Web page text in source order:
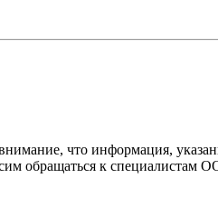
что информация,
обращаться к